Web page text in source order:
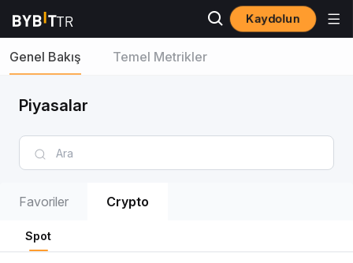
Kaydolun
Genel Bakış Temel Metrikler
Piyasalar
Favoriler Crypto
Spot